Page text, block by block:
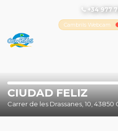
+34 977
Cambrils Webcam
CIUDAD FELIZ
Carrer de les Drassanes, 10, 43850